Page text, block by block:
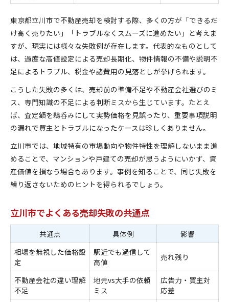
東京都立川市で不動産売却を検討する際、多くの方が「できるだ
け高く売りたい」「トラブルなくスムーズに進めたい」と考えま
すが、現実には様々な失敗例が存在します。代表的なものとして
は、過度な高値設定による売却長期化、物件情報の不備や説明不
足によるトラブル、税金や諸費用の見落としが挙げられます。
こうした失敗の多くは、売却前の準備不足や不動産会社選びのミ
ス、専門知識の不足による判断ミスから生じています。たとえ
ば、査定額を鵜呑みにして実勢価格を見誤ったり、重要事項説明
の漏れで買主とトラブルになったケースは珍しくありません。
立川市では、地域特有の市場動向や物件特性を理解しないまま進
めることで、マンションや戸建ての売却が思うようにいかず、資
産価値を損なう場合もあります。事例を知ることで、同じ失敗を
繰り返さないためのヒントを得られるでしょう。
立川市でよくある売却失敗の共通点
共通点 具体例
影響
相場を無視した価格設
定
駅近でも過信して
高値
売れ残り
不動産会社の違い理解
不足
地元vs大手の依頼
ミス
広告力・買主対
応差